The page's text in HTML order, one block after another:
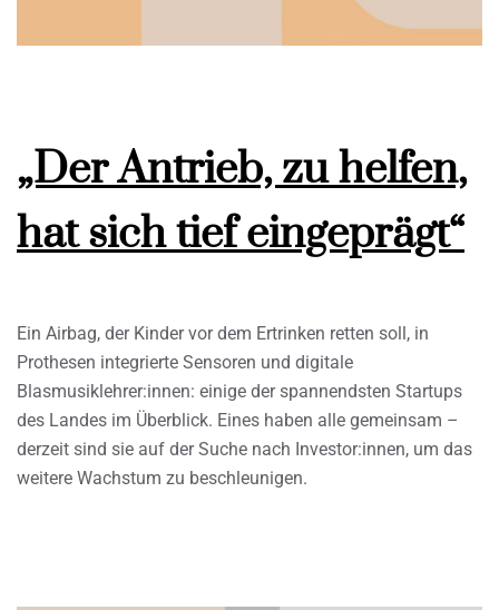
„Der Antrieb, zu helfen,
hat sich tief eingeprägt“
Ein Airbag, der Kinder vor dem Ertrinken retten soll, in
Prothesen integrierte Sensoren und digitale
Blasmusiklehrer:innen: einige der spannendsten Startups
des Landes im Überblick. Eines haben alle gemeinsam –
derzeit sind sie auf der Suche nach Investor:innen, um das
weitere Wachstum zu beschleunigen.